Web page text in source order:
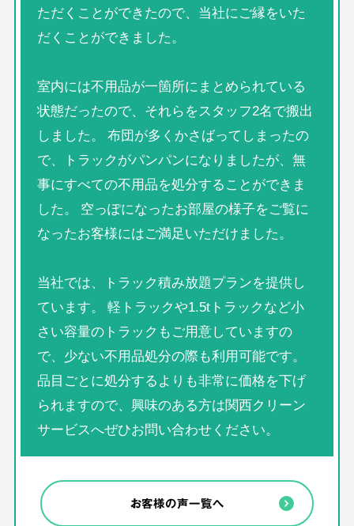
ただくことができたので、当社にご縁をいた
だくことができました。
室内には不用品が一箇所にまとめられている
状態だったので、それらをスタッフ2名で搬出
しました。 布団が多くかさばってしまったの
で、トラックがパンパンになりましたが、無
事にすべての不用品を処分することができま
した。 空っぽになったお部屋の様子をご覧に
なったお客様にはご満足いただけました。
当社では、トラック積み放題プランを提供し
ています。 軽トラックや1.5tトラックなど小
さい容量のトラックもご用意していますの
で、少ない不用品処分の際も利用可能です。
品目ごとに処分するよりも非常に価格を下げ
られますので、興味のある方は関西クリーン
サービスへぜひお問い合わせください。
お客様の声一覧へ